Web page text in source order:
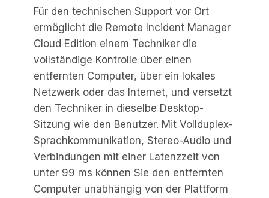
Für den technischen Support vor Ort
ermöglicht die Remote Incident Manager
Cloud Edition einem Techniker die
vollständige Kontrolle über einen
entfernten Computer, über ein lokales
Netzwerk oder das Internet, und versetzt
den Techniker in dieselbe Desktop-
Sitzung wie den Benutzer. Mit Vollduplex-
Sprachkommunikation, Stereo-Audio und
Verbindungen mit einer Latenzzeit von
unter 99 ms können Sie den entfernten
Computer unabhängig von der Plattform